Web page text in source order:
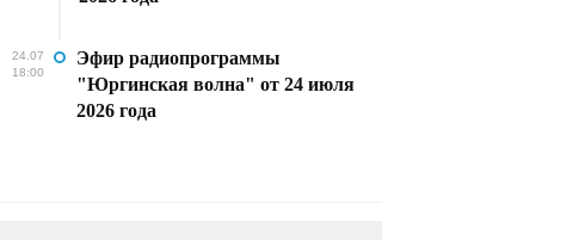
24.07
18:00
Эфир радиопрограммы
"Юргинская волна" от 24 июля
2026 года